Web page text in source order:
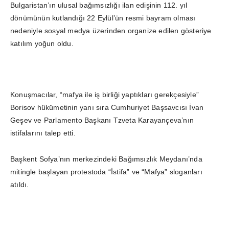
Bulgaristan’ın ulusal bağımsızlığı ilan edişinin 112. yıl
dönümünün kutlandığı 22 Eylül’ün resmi bayram olması
nedeniyle sosyal medya üzerinden organize edilen gösteriye
katılım yoğun oldu.
Konuşmacılar, “mafya ile iş birliği yaptıkları gerekçesiyle”
Borisov hükümetinin yanı sıra Cumhuriyet Başsavcısı İvan
Geşev ve Parlamento Başkanı Tzveta Karayançeva’nın
istifalarını talep etti.
Başkent Sofya’nın merkezindeki Bağımsızlık Meydanı’nda
mitingle başlayan protestoda “İstifa” ve “Mafya” sloganları
atıldı.